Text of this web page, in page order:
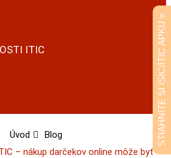
ITIC
Úvod
Blog
– nákup darčekov online môže byť
STIAHNITE SI ISIC/ITIC APKU »